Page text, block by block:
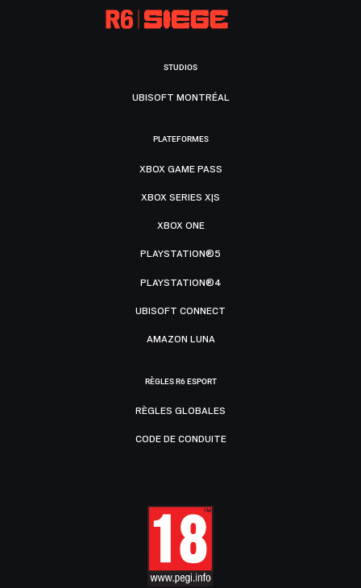
STUDIOS
UBISOFT MONTRÉAL
PLATEFORMES
XBOX GAME PASS
XBOX SERIES X|S
XBOX ONE
PLAYSTATION®5
PLAYSTATION®4
UBISOFT CONNECT
AMAZON LUNA
RÈGLES R6 ESPORT
RÈGLES GLOBALES
CODE DE CONDUITE